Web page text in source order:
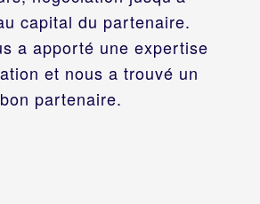
capital du partenaire.
a apporté une expertise
et nous a trouvé un
bon partenaire.